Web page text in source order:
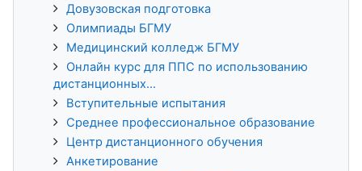
Довузовская подготовка
Олимпиады БГМУ
Медицинский колледж БГМУ
Онлайн курс для ППС по использованию
дистанционных...
Вступительные испытания
Среднее профессиональное образование
Центр дистанционного обучения
Анкетирование